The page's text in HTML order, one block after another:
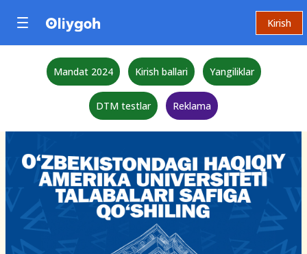
Kirish
Mandat 2024 Kirish ballari Yangiliklar
DTM testlar Reklama